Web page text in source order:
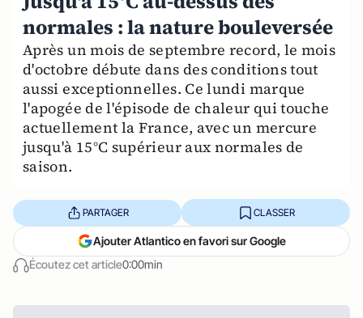
normales : la nature bouleversée
Après un mois de septembre record, le mois
d'octobre débute dans des conditions tout
aussi exceptionnelles. Ce lundi marque
l'apogée de l'épisode de chaleur qui touche
actuellement la France, avec un mercure
jusqu'à 15°C supérieur aux normales de
saison.
Écoutez cet article0:00min
PARTAGER CLASSER
Ajouter Atlantico en favori sur Google